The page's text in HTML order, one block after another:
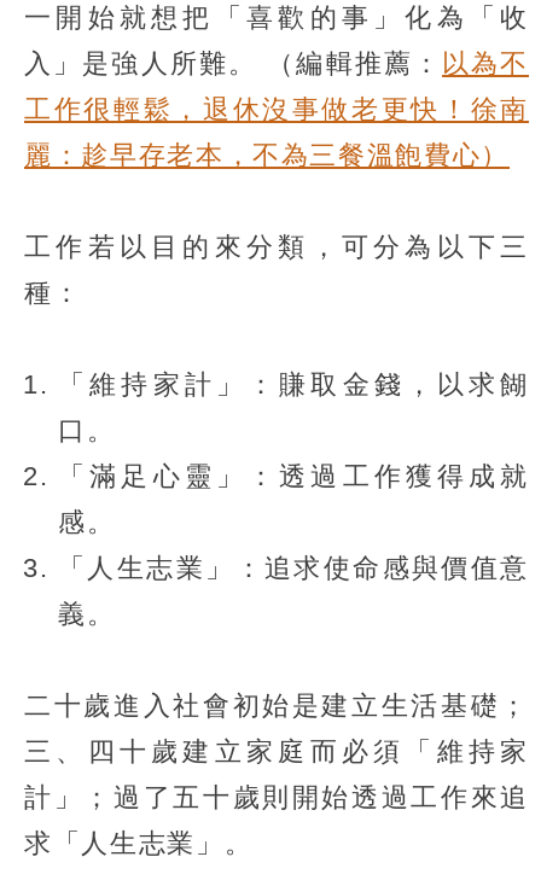
一開始就想把「喜歡的事」化為「收
入」是強人所難。
（編輯推薦： 以為不
工作很輕鬆，退休沒事做老更快！徐南
麗：趁早存老本，不為三餐溫飽費心）
工作若以目的來分類，可分為以下三
種：
「維持家計」：賺取金錢，以求餬
口。
「滿足心靈」：透過工作獲得成就
感。
「人生志業」：追求使命感與價值意
義。
二十歲進入社會初始是建立生活基礎；
三、四十歲建立家庭而必須「維持家
計」；過了五十歲則開始透過工作來追
求「人生志業」。